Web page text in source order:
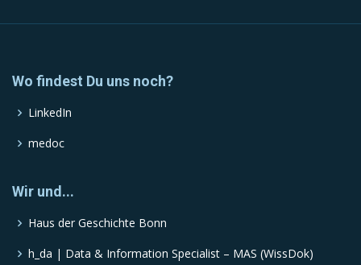
Wo findest Du uns noch?
LinkedIn
medoc
Wir und...
Haus der Geschichte Bonn
h_da | Data & Information Specialist – MAS (WissDok)